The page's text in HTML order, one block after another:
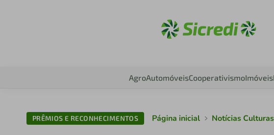
AgroAutomóveisCooperativismoImóveis
PRÊMIOS E RECONHECIMENTOS Página inicial Notícias